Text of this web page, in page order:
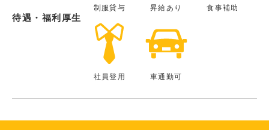
待遇・福利厚生
制服貸与 昇給あり 食事補助
社員登用 車通勤可